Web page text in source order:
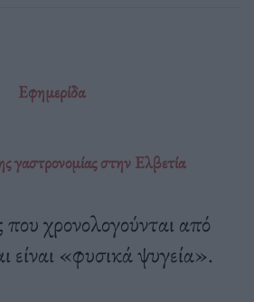
Εφημερίδα
γαστρονομίας στην Ελβετία
χρονολογούνται από
είναι «φυσικά ψυγεία».